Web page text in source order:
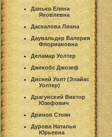
Данько Елена
Яковлевна
Даскалова Лиана
Даувальдер Валерия
Флориановна
Деламар Уолтер
Джекобс Джозеф
Дисней Уолт (Элайас
Уолтер)
Драгунский Виктор
Юзефович
Дринов Стоян
Дурова Наталья
Юрьевна